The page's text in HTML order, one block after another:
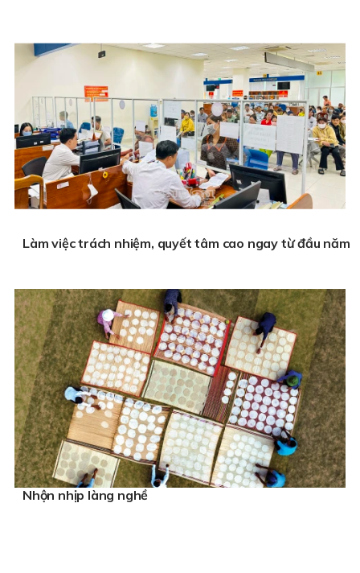
Làm việc trách nhiệm, quyết tâm cao ngay từ đầu năm
Nhộn nhịp làng nghề